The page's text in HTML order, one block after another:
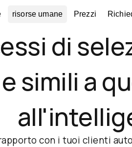
risorse umane Prezzi
di
e simili a
con i tuoi clienti